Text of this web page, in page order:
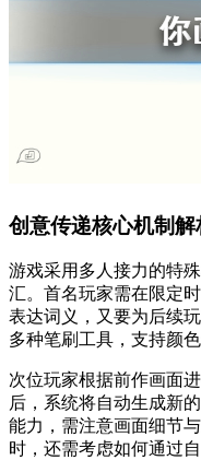
创意传递核心机制解
游戏采用多人接力的特
汇。首名玩家需在限定
表达词义，又要为后续
多种笔刷工具，支持颜
次位玩家根据前作画面
后，系统将自动生成新
能力，需注意画面细节
时，还需考虑如何通过